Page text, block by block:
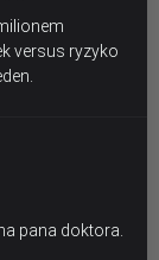
versus ryzyko
pana doktora.